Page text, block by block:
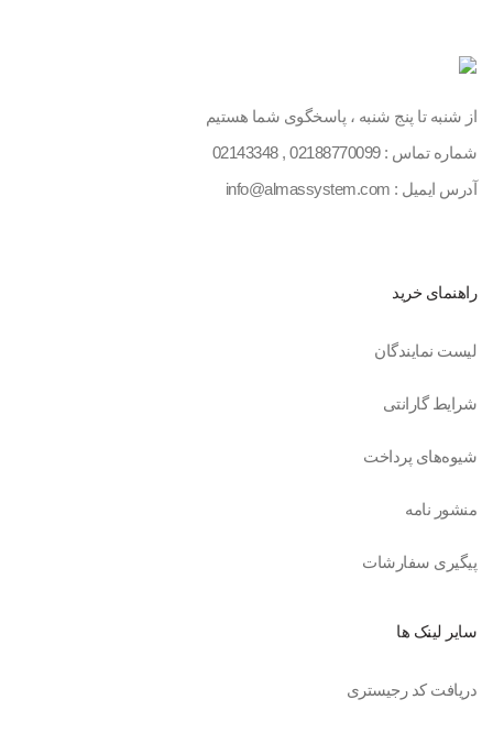
از شنبه تا پنج شنبه ، پاسخگوی شما هستیم
شماره تماس :02188770099
,
02143348
آدرس ایمیل : info@almassystem.com
راهنمای خرید
لیست نمایندگان
شرایط گارانتی
شیوه‌های پرداخت
منشور نامه
پیگیری سفارشات
سایر لینک ها
دریافت کد رجیستری